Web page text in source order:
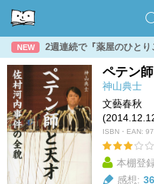
NEW 2週連続で『薬屋のひと
ペテン
神山典士
文藝春秋
ISBN・EAN:
本棚登
感想: 36